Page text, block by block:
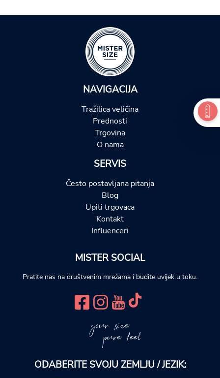
NAVIGACIJA
Tražilica veličina
Prednosti
Trgovina
O nama
SERVIS
Često postavljana pitanja
Blog
Upiti trgovaca
Kontakt
Influenceri
MISTER SOCIAL
Pratite nas na društvenim mrežama i budite uvijek u toku.
your size
pure feel
ODABERITE SVOJU ZEMLJU / JEZIK: